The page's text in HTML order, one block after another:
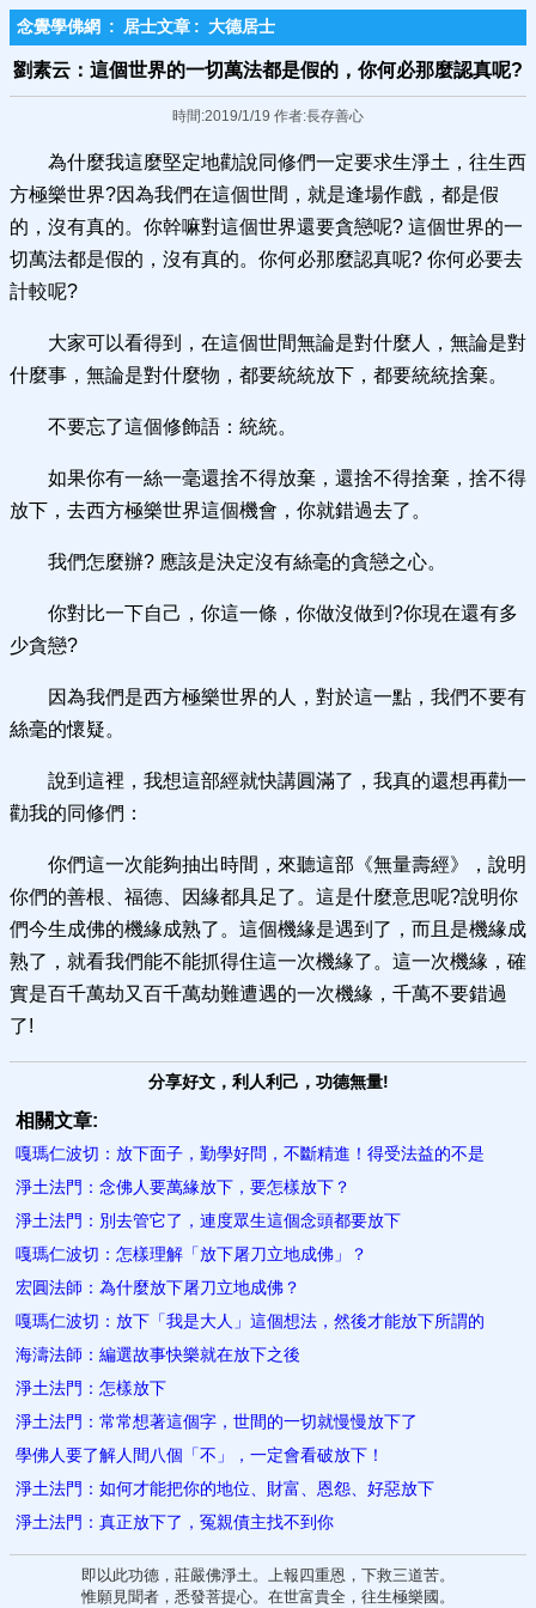
念覺學佛網 : 居士文章 : 大德居士
劉素云：這個世界的一切萬法都是假的，你何必那麼認真呢?
時間:2019/1/19 作者:長存善心
為什麼我這麼堅定地勸說同修們一定要求生淨土，往生西
方極樂世界?因為我們在這個世間，就是逢場作戲，都是假
的，沒有真的。你幹嘛對這個世界還要貪戀呢? 這個世界的一
切萬法都是假的，沒有真的。你何必那麼認真呢? 你何必要去
計較呢?
大家可以看得到，在這個世間無論是對什麼人，無論是對
什麼事，無論是對什麼物，都要統統放下，都要統統捨棄。
不要忘了這個修飾語：統統。
如果你有一絲一毫還捨不得放棄，還捨不得捨棄，捨不得
放下，去西方極樂世界這個機會，你就錯過去了。
我們怎麼辦? 應該是決定沒有絲毫的貪戀之心。
你對比一下自己，你這一條，你做沒做到?你現在還有多
少貪戀?
因為我們是西方極樂世界的人，對於這一點，我們不要有
絲毫的懷疑。
說到這裡，我想這部經就快講圓滿了，我真的還想再勸一
勸我的同修們：
你們這一次能夠抽出時間，來聽這部《無量壽經》，說明
你們的善根、福德、因緣都具足了。這是什麼意思呢?說明你
們今生成佛的機緣成熟了。這個機緣是遇到了，而且是機緣成
熟了，就看我們能不能抓得住這一次機緣了。這一次機緣，確
實是百千萬劫又百千萬劫難遭遇的一次機緣，千萬不要錯過
了!
分享好文，利人利己，功德無量!
相關文章:
嘎瑪仁波切：放下面子，勤學好問，不斷精進！得受法益的不是
淨土法門：念佛人要萬緣放下，要怎樣放下？
淨土法門：別去管它了，連度眾生這個念頭都要放下
嘎瑪仁波切：怎樣理解「放下屠刀立地成佛」？
宏圓法師：為什麼放下屠刀立地成佛？
嘎瑪仁波切：放下「我是大人」這個想法，然後才能放下所謂的
海濤法師：編選故事快樂就在放下之後
淨土法門：怎樣放下
淨土法門：常常想著這個字，世間的一切就慢慢放下了
學佛人要了解人間八個「不」，一定會看破放下！
淨土法門：如何才能把你的地位、財富、恩怨、好惡放下
淨土法門：真正放下了，冤親債主找不到你
即以此功德，莊嚴佛淨土。上報四重恩，下救三道苦。
惟願見聞者，悉發菩提心。在世富貴全，往生極樂國。